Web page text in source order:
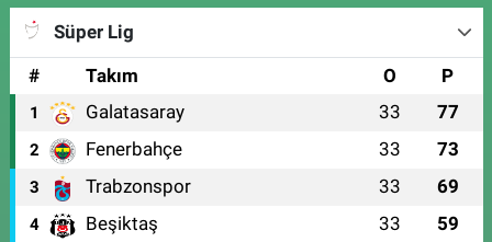
Süper Lig
#
Takım O P
1 Galatasaray 33 77
2 Fenerbahçe 33 73
3 Trabzonspor 33 69
4 Beşiktaş 33 59